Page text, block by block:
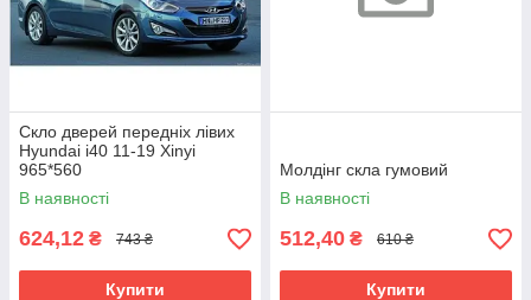
Скло дверей передніх лівих
Hyundai i40 11-19 Xinyi
965*560
В наявності
624,12 ₴ 743 ₴
Купити
Молдінг скла гумовий
В наявності
512,40 ₴ 610 ₴
Купити